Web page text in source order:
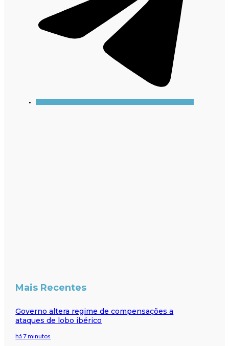
Mais Recentes
Governo altera regime de compensações a
ataques de lobo ibérico
há 7 minutos